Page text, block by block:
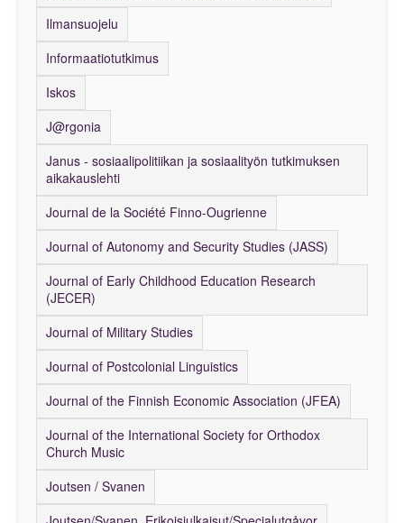
Ilmansuojelu
Informaatiotutkimus
Iskos
J@rgonia
Janus - sosiaalipolitiikan ja sosiaalityön tutkimuksen
aikakauslehti
Journal de la Société Finno-Ougrienne
Journal of Autonomy and Security Studies (JASS)
Journal of Early Childhood Education Research
(JECER)
Journal of Military Studies
Journal of Postcolonial Linguistics
Journal of the Finnish Economic Association (JFEA)
Journal of the International Society for Orthodox
Church Music
Joutsen / Svanen